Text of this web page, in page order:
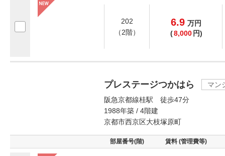
202
（2階）
6.9 万円
(8,000 円)
プレステージつかはら
マン
阪急京都線桂駅 徒歩47分
1988年築 / 4階建
京都市西京区大枝塚原町
部屋番号(階) 賃料 (管理費等)